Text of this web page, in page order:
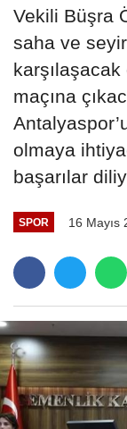
Vekili Büşra
saha ve
maçına
olmaya
başarılar
SPOR 16 Mayıs